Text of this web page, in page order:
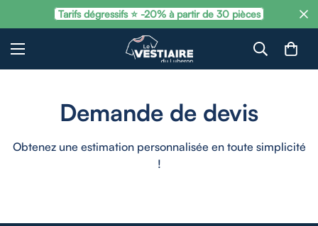
Tarifs dégressifs ⭐ -20% à partir de 30 pièces
Demande de devis
Obtenez une estimation personnalisée en toute simplicité
!